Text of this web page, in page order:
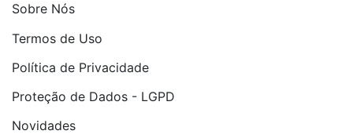
Sobre Nós
Termos de Uso
Política de Privacidade
Proteção de Dados - LGPD
Novidades